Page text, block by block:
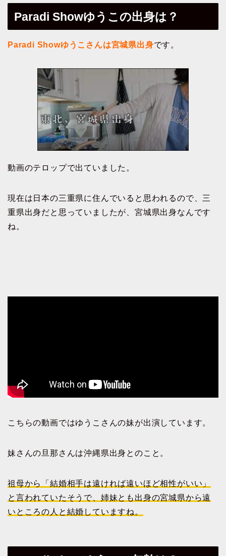
Paradi Showゆうこの出身は？
Paradi Showゆうこさんは宮城県出身です。
動画のテロップで出ていました。
現在は日本の三重県に住んでいると思われるので、三
重県出身だと思っていましたが、宮城県出身なんです
ね。
こちらの動画ではゆうこさんの妹が出演しています。
妹さんの旦那さんは沖縄県出身とのこと。
祖母から「結婚相手は遠ければ遠いほど相性がいい」
と言われていたそうで、姉妹とも出身の宮城県から遠
いところの人と結婚していますね。